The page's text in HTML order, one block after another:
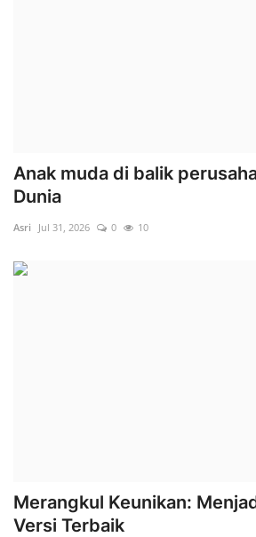
Anak muda di balik
Dunia
Asri Jul 31, 2026 0 10
Merangkul Keunikan:
Versi Terbaik